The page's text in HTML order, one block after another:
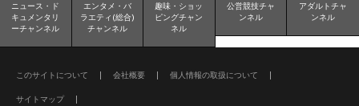
ニュース・ド
キュメンタリ
ーチャンネル
エンタメ・バ
ラエティ(総合)
チャンネル
趣味・ショッ
ピングチャン
ネル
公営競技チャ
ンネル
アダルトチャ
ンネル
このサイトについて 会社概要 個人情報の取扱について
サイトマップ